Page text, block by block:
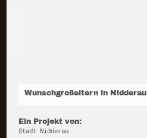
Wunschgroßeltern in Nidderau
Ein Projekt von:
Stadt Nidderau